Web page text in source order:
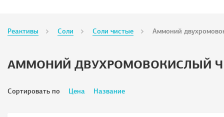
Реактивы Соли Соли чистые Аммоний
АММОНИЙ ДВУХРОМОВОКИСЛЫЙ Ч
Сортировать по Цена Название